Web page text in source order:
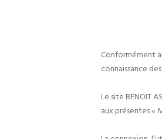
Conformément
connaissance
Le site BENOIT
aux présentes «